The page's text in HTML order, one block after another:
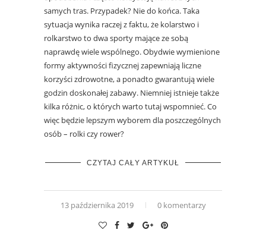
samych tras. Przypadek? Nie do końca. Taka
sytuacja wynika raczej z faktu, że kolarstwo i
rolkarstwo to dwa sporty mające ze sobą
naprawdę wiele wspólnego. Obydwie wymienione
formy aktywności fizycznej zapewniają liczne
korzyści zdrowotne, a ponadto gwarantują wiele
godzin doskonałej zabawy. Niemniej istnieje także
kilka różnic, o których warto tutaj wspomnieć. Co
więc będzie lepszym wyborem dla poszczególnych
osób – rolki czy rower?
CZYTAJ CAŁY ARTYKUŁ
13 października 2019 0 komentarzy